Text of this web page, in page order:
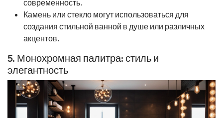
современность.
Камень или стекло могут использоваться для
создания стильной ванной в душе или различных
акцентов.
5. Монохромная палитра: стиль и
элегантность